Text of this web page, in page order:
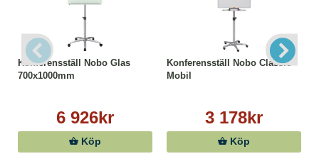
Konferensställ Nobo Glas
700x1000mm
6 926kr
Köp
Konferensställ Nobo Classic
Mobil
3 178kr
Köp